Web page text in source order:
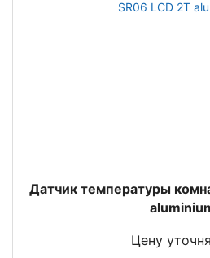
Датчик температуры
Цену